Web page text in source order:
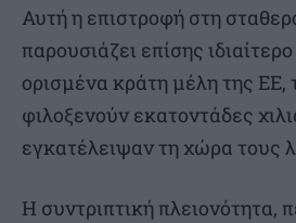
Αυτή η επιστροφή στη
παρουσιάζει επίσης
ορισμένα κράτη μέλη της ΕΕ,
φιλοξενούν εκατοντάδες
εγκατέλειψαν τη χώρα τους
Η συντριπτική πλειονότητα,